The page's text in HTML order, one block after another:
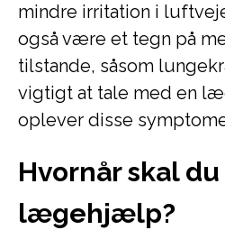
mindre irritation i
også være et tegn på
tilstande, såsom
vigtigt at tale med en
oplever disse
Hvornår skal
lægehjælp?